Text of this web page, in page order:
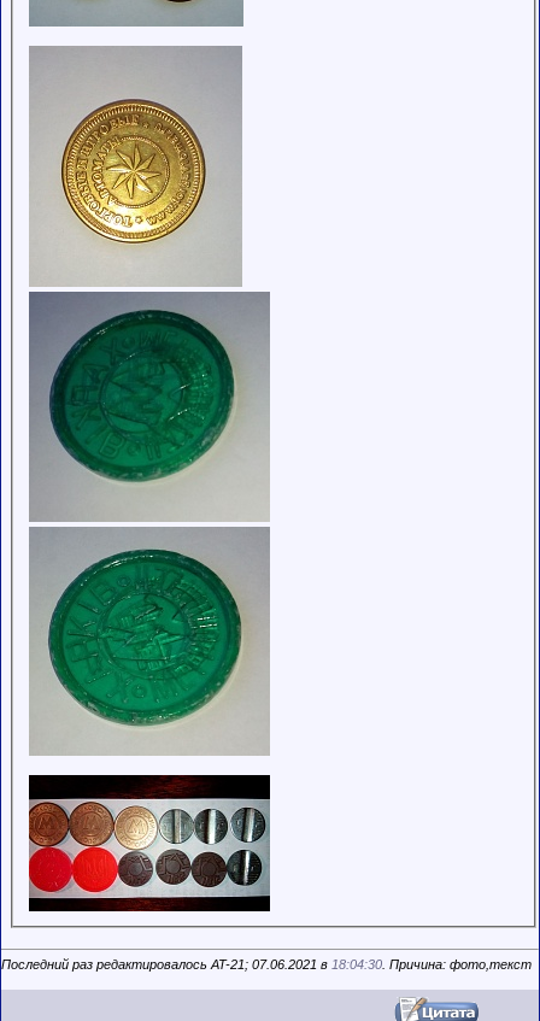
Последний раз редактировалось AT-21; 07.06.2021 в 18:04:30 . Причина: фото,текст